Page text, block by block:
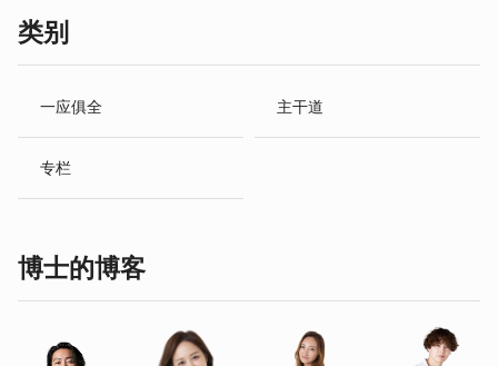
类别
一应俱全 主干道
专栏
博士的博客